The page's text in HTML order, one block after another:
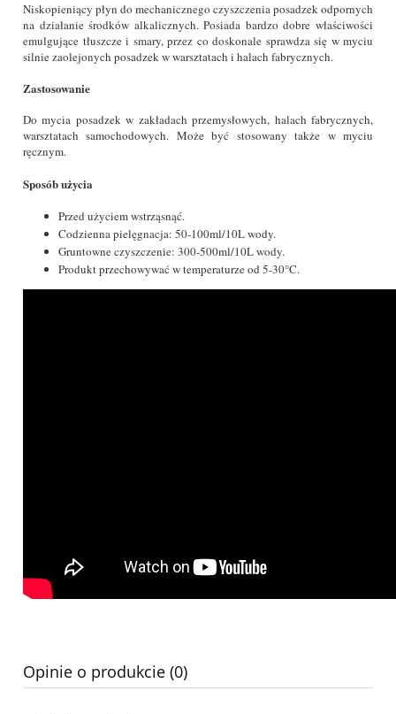
Niskopieniący płyn do mechanicznego czyszczenia posadzek odpornych
na działanie środków alkalicznych. Posiada bardzo dobre właściwości
emulgujące tłuszcze i smary, przez co doskonale sprawdza się w myciu
silnie zaolejonych posadzek w warsztatach i halach fabrycznych.
Zastosowanie
Do mycia posadzek w zakładach przemysłowych, halach fabrycznych,
warsztatach samochodowych. Może być stosowany także w myciu
ręcznym.
Sposób użycia
Przed użyciem wstrząsnąć.
Codzienna pielęgnacja: 50-100ml/10L wody.
Gruntowne czyszczenie: 300-500ml/10L wody.
Produkt przechowywać w temperaturze od 5-30°C.
Opinie o produkcie (0)